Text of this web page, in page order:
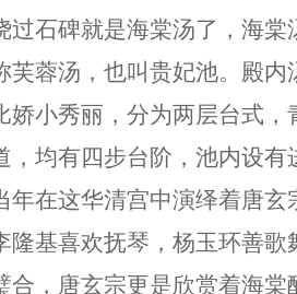
过石碑就是海棠汤了，海棠
芙蓉汤，也叫贵妃池。殿内
娇小秀丽，分为两层台式，
，均有四步台阶，池内设有
年在这华清宫中演绎着唐玄
隆基喜欢抚琴，杨玉环善歌
合，唐玄宗更是欣赏着海棠